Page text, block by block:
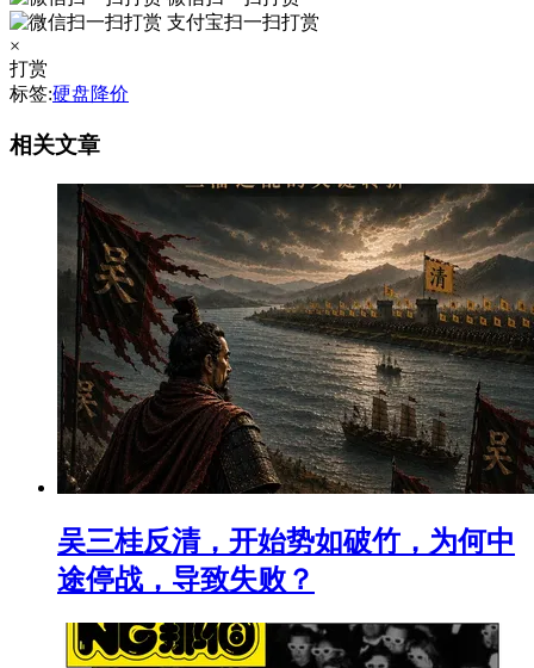
支付宝扫一扫打赏
×
打赏
标签:硬盘降价
相关文章
吴三桂反清，开始势如破竹，为何中
途停战，导致失败？